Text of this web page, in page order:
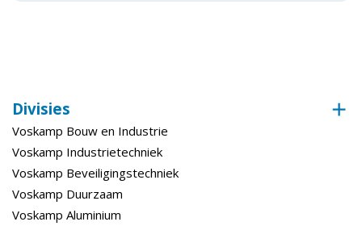
Divisies
Voskamp Bouw en Industrie
Voskamp Industrietechniek
Voskamp Beveiligingstechniek
Voskamp Duurzaam
Voskamp Aluminium